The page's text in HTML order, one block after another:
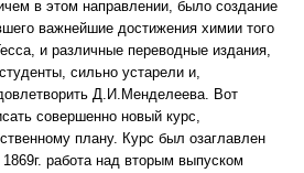
в этом направлении, было создание
важнейшие достижения химии того
и различные переводные издания,
сильно устарели и,
Д.И.Менделеева. Вот
совершенно новый курс,
плану. Курс был озаглавлен
работа над вторым выпуском